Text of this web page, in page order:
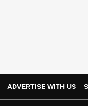
ADVERTISE WITH US